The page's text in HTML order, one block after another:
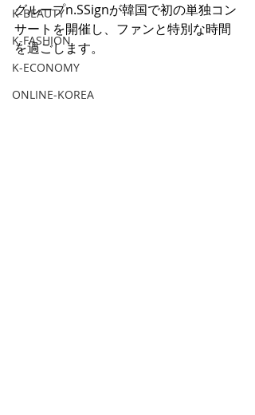
K-BEAUTY
K-FASHION
K-ECONOMY
ONLINE-KOREA
グループn.SSignが韓国で初の単独コン
サートを開催し、ファンと特別な時間
を過ごします。